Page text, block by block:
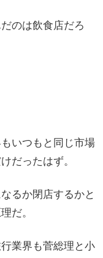
のは飲食店だろ
いつもと同じ市場
だったはず。
るか閉店するかと
だ。
業界も菅総理と小